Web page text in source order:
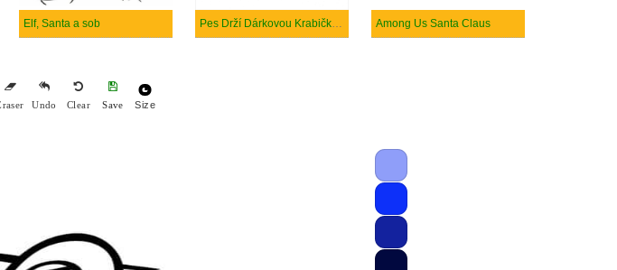
Elf, Santa a sob Pes Drží Dárkovou Krabičku na Vánoce Among Us Santa Claus
Undo Clear Save Size